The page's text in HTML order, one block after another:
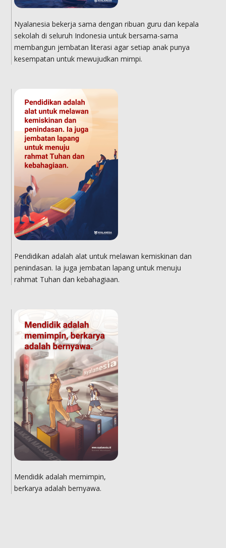
Nyalanesia bekerja sama dengan ribuan guru dan kepala
sekolah di seluruh Indonesia untuk bersama-sama
membangun jembatan literasi agar setiap anak punya
kesempatan untuk mewujudkan mimpi.
Pendidikan adalah alat untuk melawan kemiskinan dan
penindasan. Ia juga jembatan lapang untuk menuju
rahmat Tuhan dan kebahagiaan.
Mendidik adalah memimpin,
berkarya adalah bernyawa.